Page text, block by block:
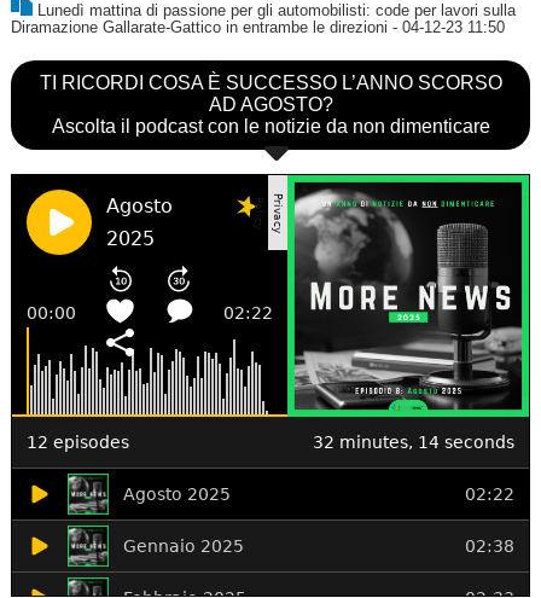
Lunedì mattina di passione per gli automobilisti: code per lavori sulla
Diramazione Gallarate-Gattico in entrambe le direzioni - 04-12-23 11:50
TI RICORDI COSA È SUCCESSO L’ANNO SCORSO
AD AGOSTO?
Ascolta il podcast con le notizie da non dimenticare